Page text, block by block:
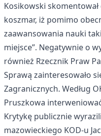
Kosikowski
koszmar, iż pomimo
zaawansowania nauki
miejsce”. Negatywnie o
również Rzecznik Praw
Sprawą zainteresowało
Zagranicznych. Według
Pruszkowa
Krytykę publicznie
mazowieckiego KOD-u